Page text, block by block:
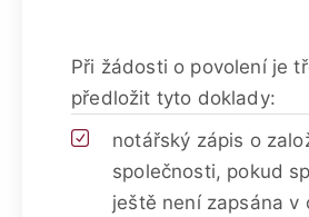
Při žádosti o povolení je
předložit tyto doklady:
notářský zápis o
společnosti, pokud
ještě není zapsána v